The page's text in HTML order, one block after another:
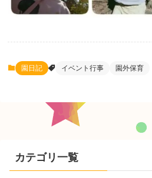
園日記 イベント行事 園外保育
カテゴリ一覧